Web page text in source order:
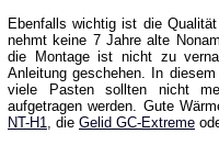
Ebenfalls wichtig ist die
nehmt keine 7 Jahre alte
die Montage ist nicht zu
Anleitung geschehen. In
viele Pasten sollten nicht
aufgetragen werden. Gute
NT-H1
, die Gelid GC-Extreme